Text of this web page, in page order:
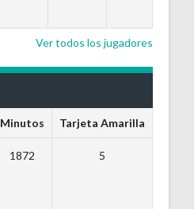
Ver todos los jugadores
Minutos Tarjeta Amarilla
1872 5